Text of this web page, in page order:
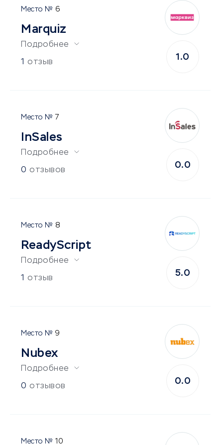
6
Marquiz
Подробнее
1 отзыв
1.0
7
InSales
Подробнее
0 отзывов
0.0
8
ReadyScript
Подробнее
1 отзыв
5.0
9
Nubex
Подробнее
0 отзывов
0.0
10